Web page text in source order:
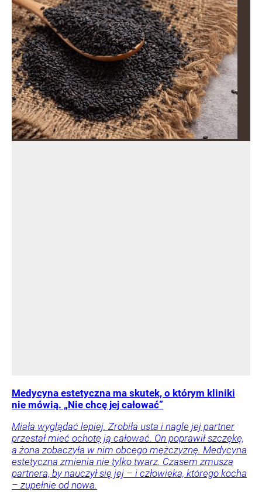
Medycyna estetyczna ma skutek, o którym kliniki
nie mówią. „Nie chcę jej całować”
Miała wyglądać lepiej. Zrobiła usta i nagle jej partner
przestał mieć ochotę ją całować. On poprawił szczękę,
a żona zobaczyła w nim obcego mężczyznę. Medycyna
estetyczna zmienia nie tylko twarz. Czasem zmusza
partnera, by nauczył się jej – i człowieka, którego kocha
– zupełnie od nowa.